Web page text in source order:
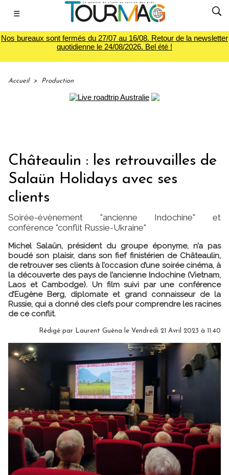
☰
Nos bureaux sont fermés du 27/07 au 16/08. Retour de la newsletter
quotidienne le 24/08/2026. Bel été !
Accueil > Production
Châteaulin : les retrouvailles de
Salaün Holidays avec ses
clients
Soirée-évènement "ancienne Indochine" et
conférence "conflit Russie-Ukraine"
Michel Salaün, président du groupe éponyme, n’a pas
boudé son plaisir, dans son fief finistérien de Châteaulin,
de retrouver ses clients à l’occasion d’une soirée cinéma, à
la découverte des pays de l’ancienne Indochine (Vietnam,
Laos et Cambodge). Un film suivi par une conférence
d’Eugène Berg, diplomate et grand connaisseur de la
Russie, qui a donné des clefs pour comprendre les racines
de ce conflit.
Rédigé par Laurent Guéna le Vendredi 21 Avril 2023 à 11:40